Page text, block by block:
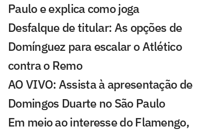
Paulo e explica como joga
Desfalque de titular: As opções de
Domínguez para escalar o Atlético
contra o Remo
AO VIVO: Assista à apresentação de
Domingos Duarte no São Paulo
Em meio ao interesse do Flamengo,